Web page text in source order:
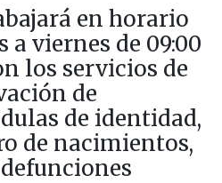
en horario
a viernes de 09:00
los servicios de
de
de identidad,
de nacimientos,